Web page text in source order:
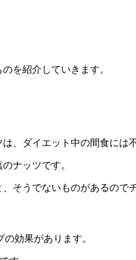
を紹介していきます。
、ダイエット中の間食には
ナッツです。
そうでないものがあるので
効果があります。